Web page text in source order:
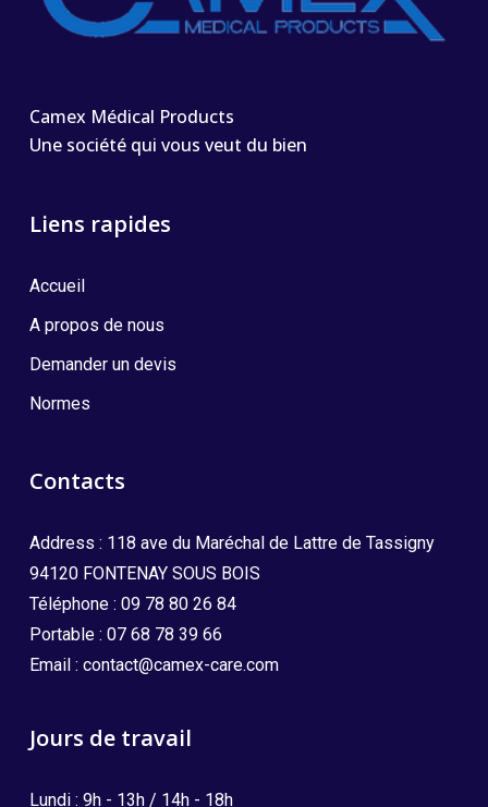
Camex Médical Products
Une société qui vous veut du bien
Liens rapides
Accueil
A propos de nous
Demander un devis
Normes
Contacts
Address : 118 ave du Maréchal de Lattre de Tassigny
94120 FONTENAY SOUS BOIS
Téléphone : 09 78 80 26 84
Portable : 07 68 78 39 66
Email : contact@camex-care.com
Jours de travail
Lundi : 9h - 13h / 14h - 18h